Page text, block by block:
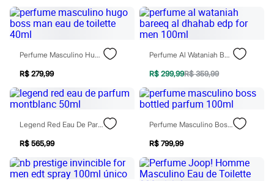
Chinelos
Sapatos
Sandálias e Papetes
Tênis
Moda esportiva
Bermudas
Camisetas
Calças
Calçados
Regatas
Moda íntima
Cuecas
Meias
Pijamas
Moda praia
Perfume Masculino Hugo Boss Man Eau De Toilette 40ml
R$ 279,99
Perfume Al Wataniah Bareeq Al Dhahab Edp For Men 100ml
R$ 299,99R$ 359,99
Legend Red Eau De Parfum Montblanc 50ml
R$ 565,99
Perfume Masculino Boss Bottled Parfum 100ml
R$ 799,99